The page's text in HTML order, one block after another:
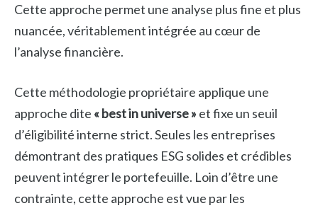
Cette approche permet une analyse plus fine et plus
nuancée, véritablement intégrée au cœur de
l’analyse financière.
Cette méthodologie propriétaire applique une
approche dite « best in universe » et fixe un seuil
d’éligibilité interne strict. Seules les entreprises
démontrant des pratiques ESG solides et crédibles
peuvent intégrer le portefeuille. Loin d’être une
contrainte, cette approche est vue par les